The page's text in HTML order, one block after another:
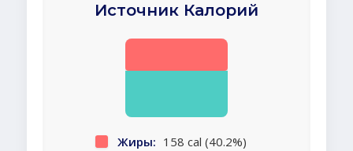
Источник Калорий
Жиры: 158 cal (40.2%)